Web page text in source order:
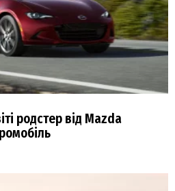
родстер від Mazda